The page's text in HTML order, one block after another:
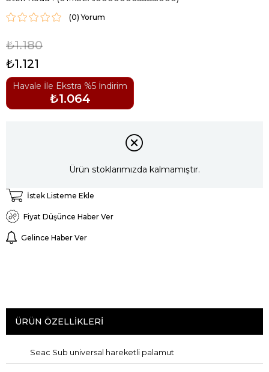
(0)
₺1.180
₺1.121
Havale İle Ekstra %5 İndirim
₺1.064
Ürün stoklarımızda kalmamıştır.
İstek Listeme Ekle
Fiyat Düşünce Haber Ver
Gelince Haber Ver
ÜRÜN ÖZELLIKLERI
Seac Sub universal hareketli palamut